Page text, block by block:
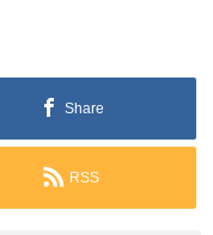
Share
RSS